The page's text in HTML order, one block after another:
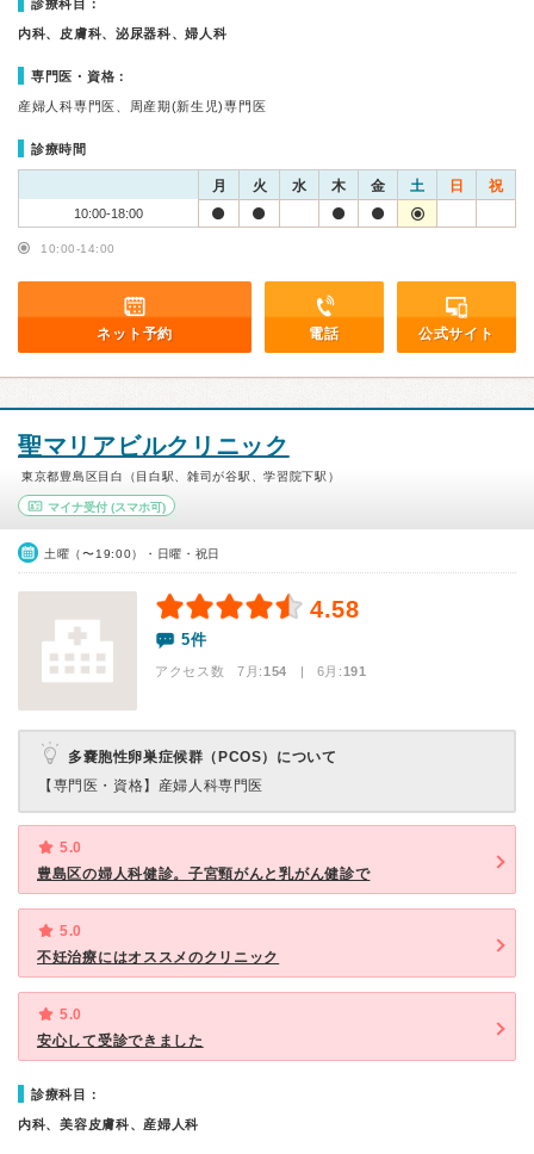
診療科目：
内科、皮膚科、泌尿器科、婦人科
専門医・資格：
産婦人科専門医、周産期(新生児)専門医
診療時間
月 火 水 木 金 土 日 祝
10:00-18:00
10:00-14:00
ネット予約 電話 公式サイト
聖マリアビルクリニック
東京都豊島区目白（目白駅、雑司が谷駅、学習院下駅）
マイナ受付 (スマホ可)
土曜（〜19:00）・日曜・祝日
4.58
5件
アクセス数 7月:154 | 6月:191
多嚢胞性卵巣症候群（PCOS）について
【専門医・資格】 産婦人科専門医
5.0
豊島区の婦人科健診。子宮頸がんと乳がん健診で
5.0
不妊治療にはオススメのクリニック
5.0
安心して受診できました
診療科目：
内科、美容皮膚科、産婦人科